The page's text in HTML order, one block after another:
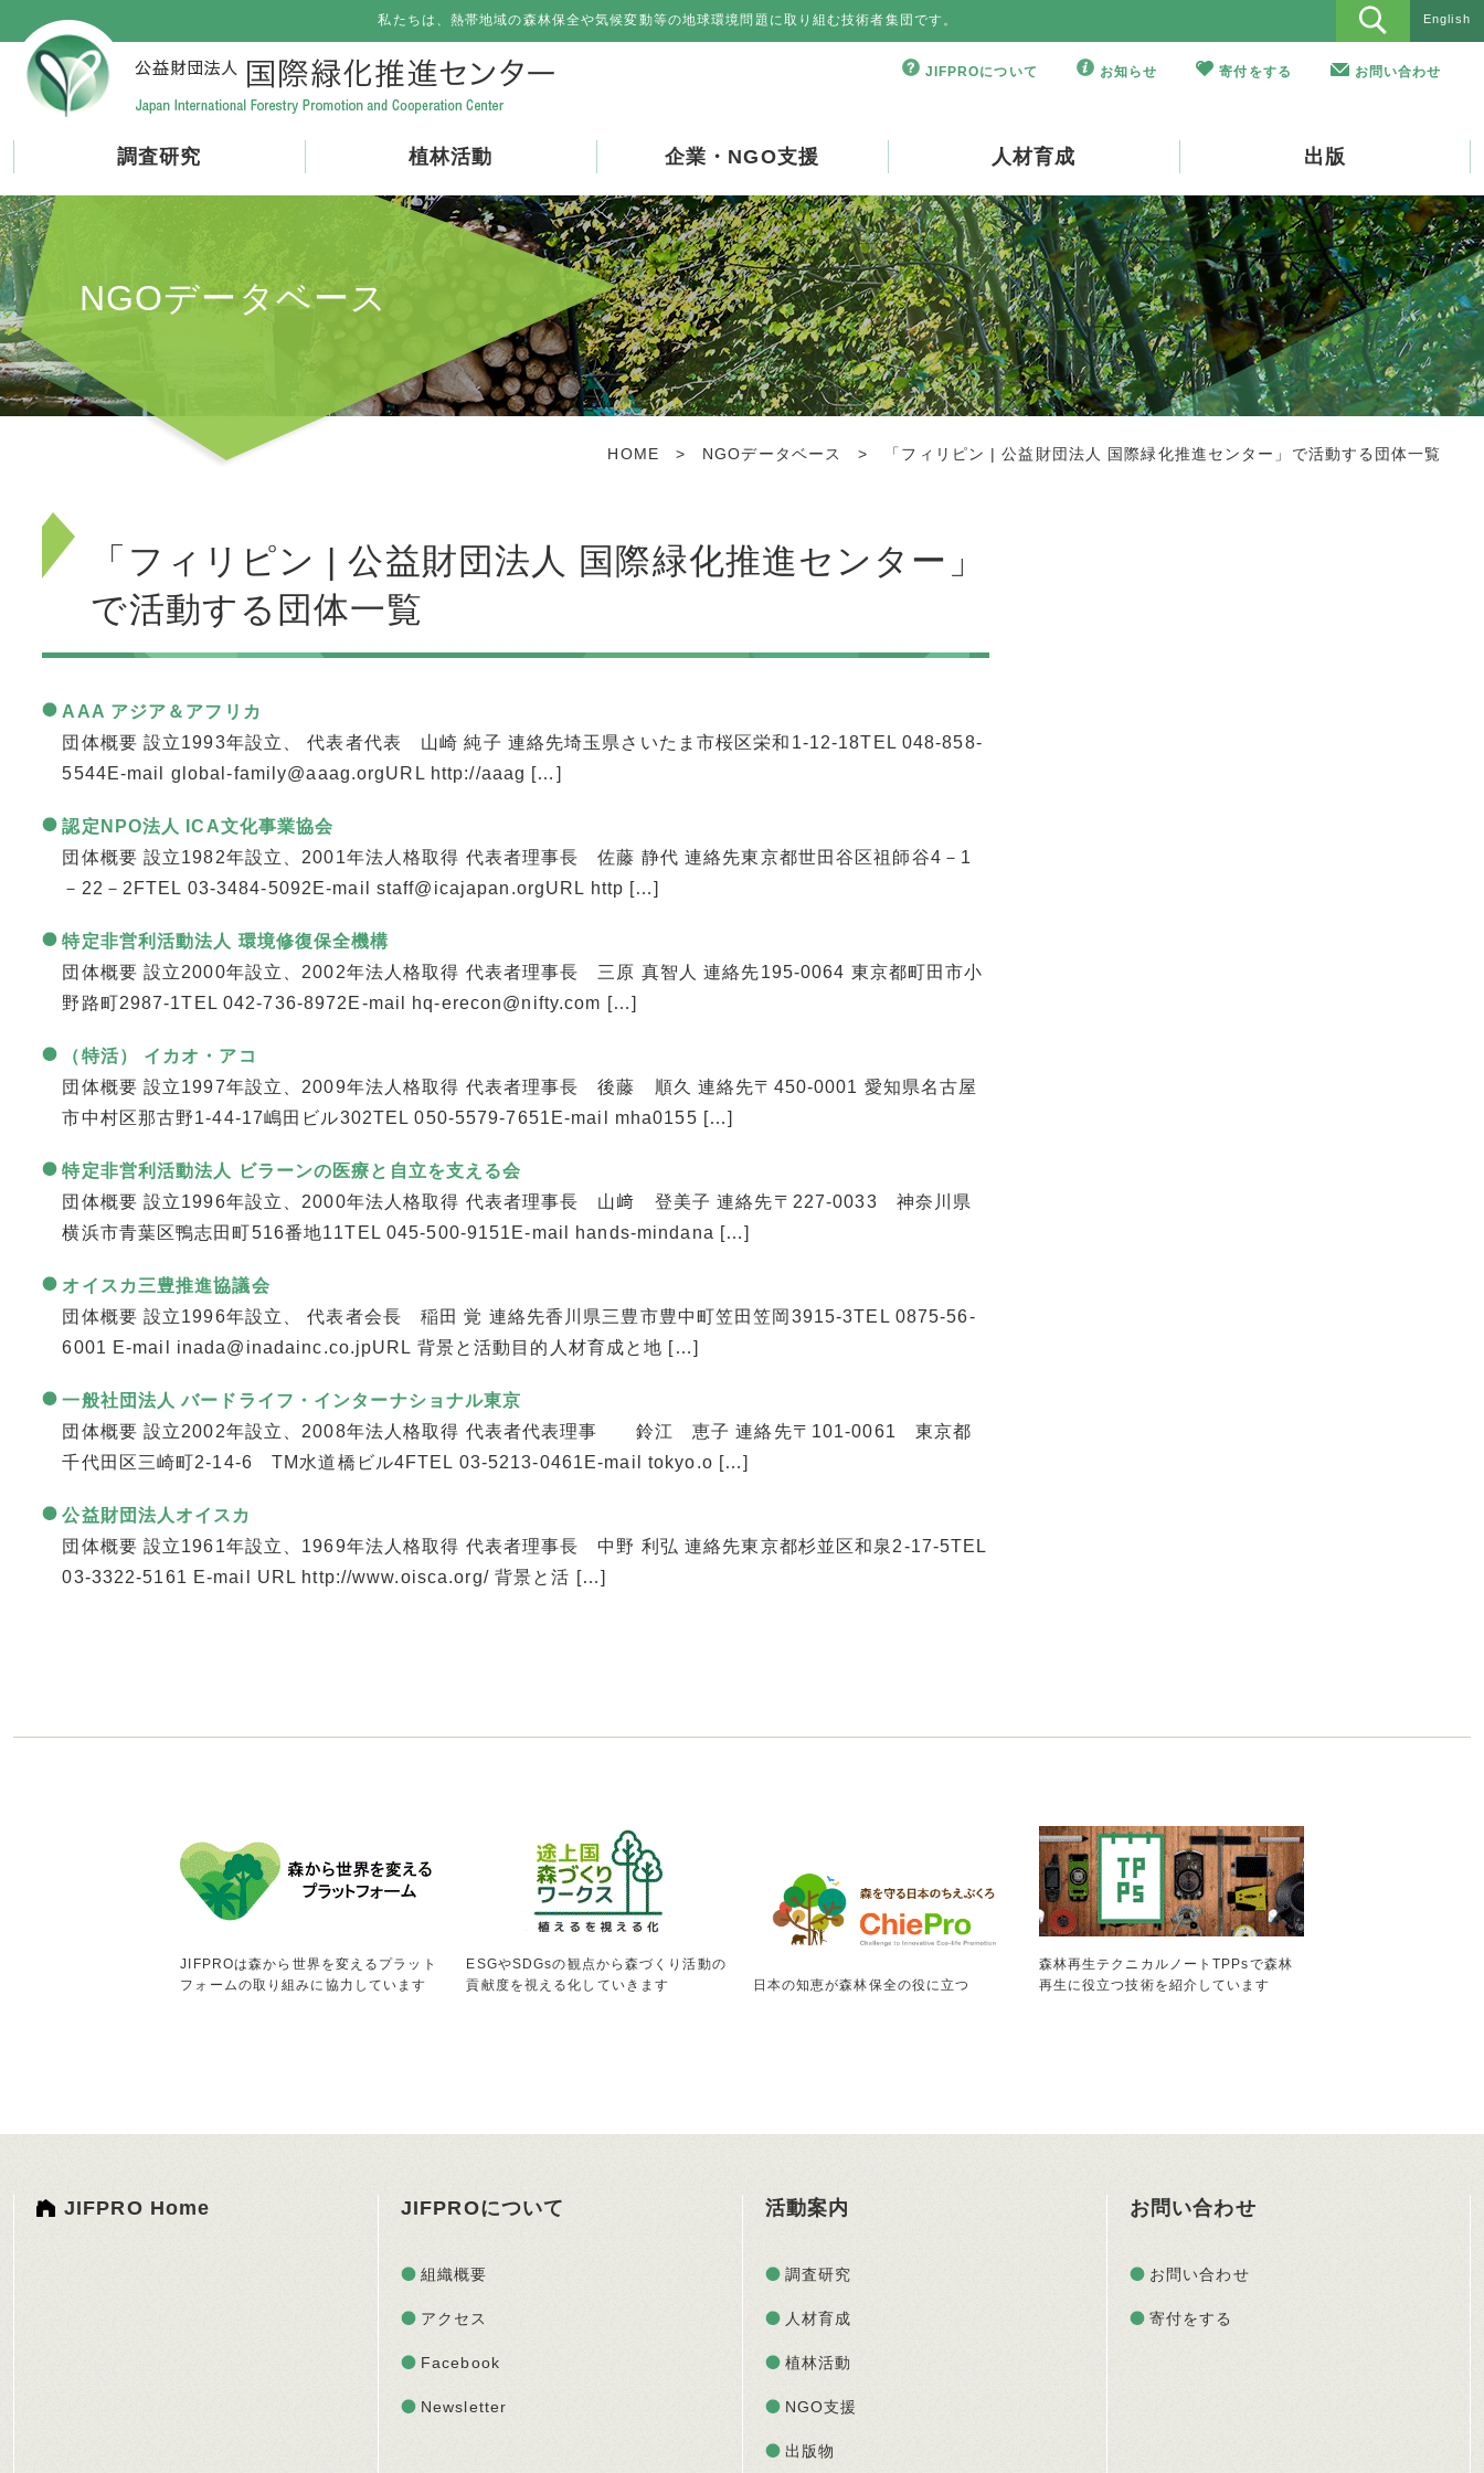
私たちは、熱帯地域の森林保全や気候変動等の地球環境問題に取り組む技術者集団です。 English
JIFPROについて お知らせ 寄付をする お問い合わせ
調査研究 植林活動 企業・NGO支援 人材育成 出版
NGOデータベース
HOME > NGOデータベース > 「フィリピン | 公益財団法人 国際緑化推進センター」で活動する団体一覧
「フィリピン | 公益財団法人 国際緑化推進センター」
で活動する団体一覧
AAA アジア＆アフリカ
団体概要 設立1993年設立、 代表者代表 山崎 純子 連絡先埼玉県さいたま市桜区栄和1-12-18TEL 048-858-
5544E-mail global-family@aaag.orgURL http://aaag […]
認定NPO法人 ICA文化事業協会
団体概要 設立1982年設立、2001年法人格取得 代表者理事長 佐藤 静代 連絡先東京都世田谷区祖師谷4－1
－22－2FTEL 03-3484-5092E-mail staff@icajapan.orgURL http […]
特定非営利活動法人 環境修復保全機構
団体概要 設立2000年設立、2002年法人格取得 代表者理事長 三原 真智人 連絡先195-0064 東京都町田市小
野路町2987-1TEL 042-736-8972E-mail hq-erecon@nifty.com […]
（特活） イカオ・アコ
団体概要 設立1997年設立、2009年法人格取得 代表者理事長 後藤 順久 連絡先〒450-0001 愛知県名古屋
市中村区那古野1-44-17嶋田ビル302TEL 050-5579-7651E-mail mha0155 […]
特定非営利活動法人 ビラーンの医療と自立を支える会
団体概要 設立1996年設立、2000年法人格取得 代表者理事長 山﨑 登美子 連絡先〒227-0033 神奈川県
横浜市青葉区鴨志田町516番地11TEL 045-500-9151E-mail hands-mindana […]
オイスカ三豊推進協議会
団体概要 設立1996年設立、 代表者会長 稲田 覚 連絡先香川県三豊市豊中町笠田笠岡3915-3TEL 0875-56-
6001 E-mail inada@inadainc.co.jpURL 背景と活動目的人材育成と地 […]
一般社団法人 バードライフ・インターナショナル東京
団体概要 設立2002年設立、2008年法人格取得 代表者代表理事 鈴江 恵子 連絡先〒101-0061 東京都
千代田区三崎町2-14-6 TM水道橋ビル4FTEL 03-5213-0461E-mail tokyo.o […]
公益財団法人オイスカ
団体概要 設立1961年設立、1969年法人格取得 代表者理事長 中野 利弘 連絡先東京都杉並区和泉2-17-5TEL
03-3322-5161 E-mail URL http://www.oisca.org/ 背景と活 […]
JIFPROは森から世界を変えるプラット
フォームの取り組みに協力しています
ESGやSDGsの観点から森づくり活動の
貢献度を視える化していきます
日本の知恵が森林保全の役に立つ
森林再生テクニカルノートTPPsで森林
再生に役立つ技術を紹介しています
JIFPRO Home JIFPROについて
組織概要
アクセス
Facebook
Newsletter
活動案内
調査研究
人材育成
植林活動
NGO支援
出版物
お問い合わせ
お問い合わせ
寄付をする